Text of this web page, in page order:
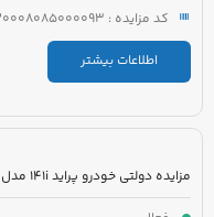
کد مزایده : 5220008085000093
اطلاعات بیشتر